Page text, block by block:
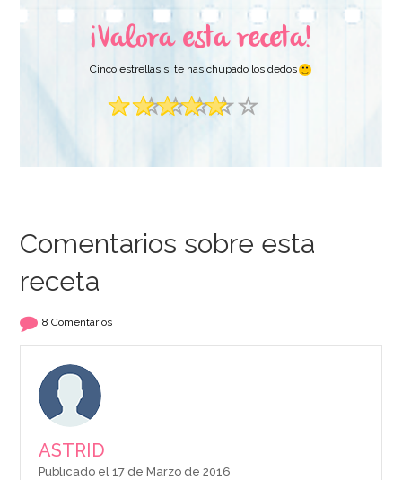
¡Valora esta receta!
Cinco estrellas si te has chupado los dedos
Comentarios sobre esta
receta
8 Comentarios
ASTRID
Publicado el 17 de Marzo de 2016